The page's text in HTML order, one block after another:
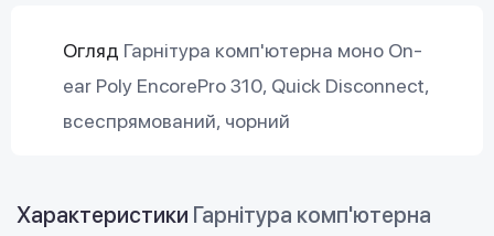
Огляд Гарнітура комп'ютерна моно On-
ear Poly EncorePro 310, Quick Disconnect,
всеспрямований, чорний
Характеристики Гарнітура комп'ютерна